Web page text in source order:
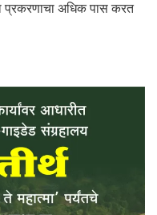
प्रकरणाचा अधिक पास करत